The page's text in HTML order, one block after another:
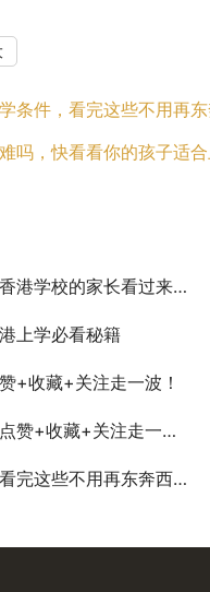
条件，看完这些不用再
吗，快看看你的孩子适
学校的家长看过来吧！
上学必看秘籍
+收藏+关注走一波！
+收藏+关注走一波！
不用再东奔西走查资料了